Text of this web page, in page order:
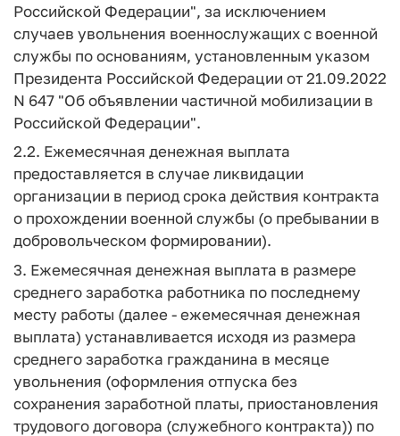
Российской Федерации", за исключением
случаев увольнения военнослужащих с военной
службы по основаниям, установленным указом
Президента Российской Федерации от 21.09.2022
N 647 "Об объявлении частичной мобилизации в
Российской Федерации".
2.2. Ежемесячная денежная выплата
предоставляется в случае ликвидации
организации в период срока действия контракта
о прохождении военной службы (о пребывании в
добровольческом формировании).
3. Ежемесячная денежная выплата в размере
среднего заработка работника по последнему
месту работы (далее - ежемесячная денежная
выплата) устанавливается исходя из размера
среднего заработка гражданина в месяце
увольнения (оформления отпуска без
сохранения заработной платы, приостановления
трудового договора (служебного контракта)) по